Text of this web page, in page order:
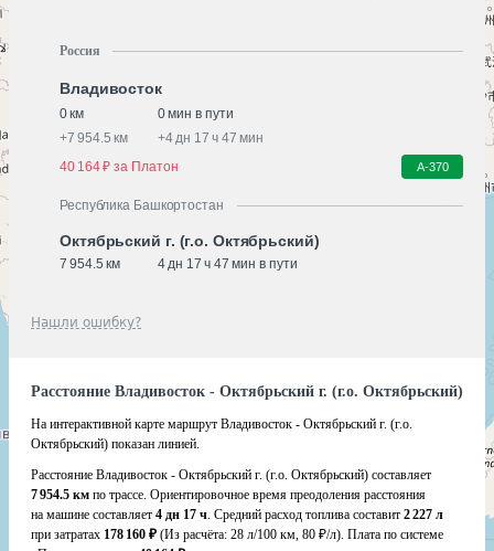
Россия
Владивосток
0 км
0 мин в пути
+7 954.5 км +4 дн 17 ч 47 мин
40 164 ₽ за Платон
А-370
Республика Башкортостан
Октябрьский г. (г.о. Октябрьский)
7 954.5 км 4 дн 17 ч 47 мин в пути
Нашли ошибку?
Расстояние Владивосток - Октябрьский г. (г.о. Октябрьский)
На интерактивной карте маршрут Владивосток - Октябрьский г. (г.о.
Октябрьский) показан линией.
Расстояние Владивосток - Октябрьский г. (г.о. Октябрьский) составляет
7 954.5 км по трассе. Ориентировочное время преодоления расстояния
на машине составляет 4 дн 17 ч. Средний расход топлива составит 2 227 л
при затратах 178 160 ₽ (Из расчёта: 28 л/100 км, 80 ₽/л). Плата по системе